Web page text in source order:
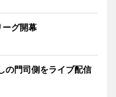
グ開幕
の門司側をライブ配信